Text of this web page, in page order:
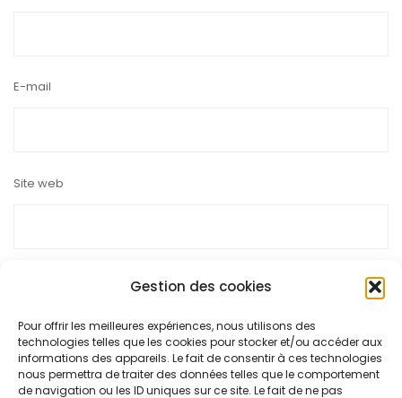
Gestion des cookies
Pour offrir les meilleures expériences, nous utilisons des
technologies telles que les cookies pour stocker et/ou accéder aux
informations des appareils. Le fait de consentir à ces technologies
nous permettra de traiter des données telles que le comportement
de navigation ou les ID uniques sur ce site. Le fait de ne pas
E-mail
Site web
Ce site utilise Akismet pour réduire les indésirables.
plus sur la façon dont les données de vos commentaires sont
traitées.